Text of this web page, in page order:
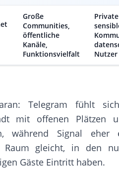
Große
Communities,
öffentliche
Kanäle,
Funktionsvielfalt
Nutzer
Telegram fühlt
mit offenen Plätzen
während Signal eher
Raum gleicht, in den
Gäste Eintritt haben.